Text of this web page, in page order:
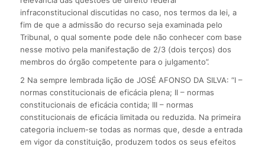
infraconstitucional discutidas no caso, nos termos da lei, a
fim de que a admissão do recurso seja examinada pelo
Tribunal, o qual somente pode dele não conhecer com base
nesse motivo pela manifestação de 2/3 (dois terços) dos
membros do órgão competente para o julgamento”.
2 Na sempre lembrada lição de JOSÉ AFONSO DA SILVA: “I –
normas constitucionais de eficácia plena; II – normas
constitucionais de eficácia contida; III – normas
constitucionais de eficácia limitada ou reduzida. Na primeira
categoria incluem-se todas as normas que, desde a entrada
em vigor da constituição, produzem todos os seus efeitos